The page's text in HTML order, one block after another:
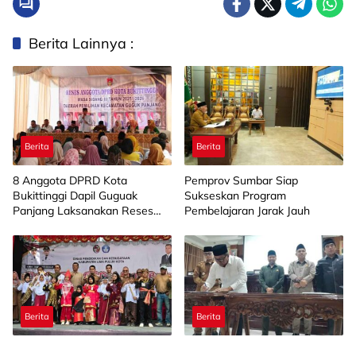
Berita Lainnya :
Berita
8 Anggota DPRD Kota
Bukittinggi Dapil Guguak
Panjang Laksanakan Reses
Berita
Pemprov Sumbar Siap
Sukseskan Program
Pembelajaran Jarak Jauh
Berita Berita